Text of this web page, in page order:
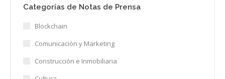
Categorías de Notas de Prensa
Blockchain
Comunicación y Marketing
Construcción e Inmobiliaria